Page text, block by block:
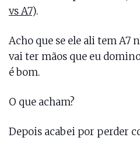
vs A7).
Acho que se ele ali tem A7
vai ter mãos que eu
é bom.
O que acham?
Depois acabei por perder